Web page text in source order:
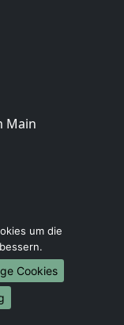
Main
um die
Cookies